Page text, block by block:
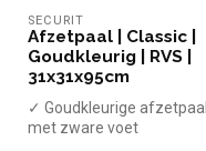
SECURIT
Afzetpaal | Classic |
Goudkleurig | RVS |
31x31x95cm
✓ Goudkleurige afzetpaal
met zware voet